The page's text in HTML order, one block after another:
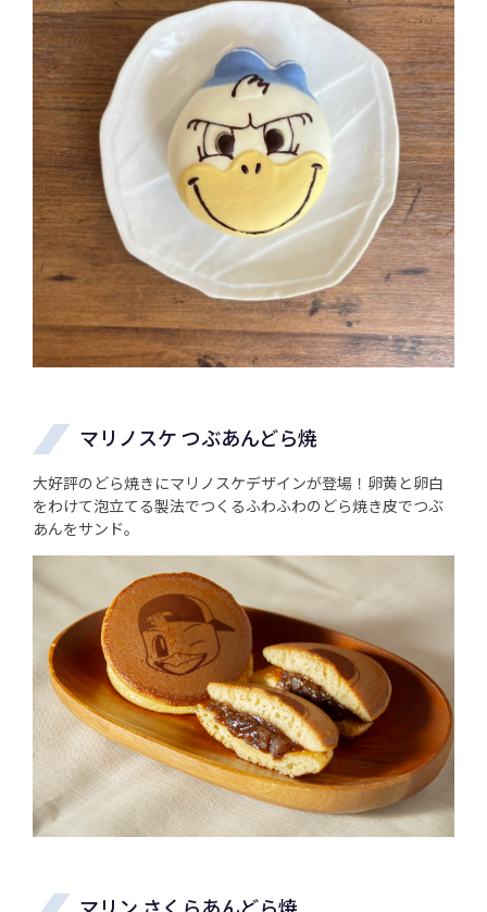
マリノスケ つぶあんどら焼
大好評のどら焼きにマリノスケデザインが登場！卵黄と卵白
をわけて泡立てる製法でつくるふわふわのどら焼き皮でつぶ
あんをサンド。
マリン さくらあんどら焼